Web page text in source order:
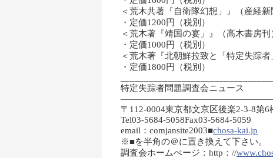
＜荒木共著『自衛隊幻想」』（産経新
・定価1200円（税別）
＜荒木著『靖国の宴」』（高木書房刊
・定価1000円（税別）
＜荒木著『北朝鮮拉致と「特定失踪
・定価1800円（税別）
特定失踪者問題調査会ニュース
〒112-0004東京都文京区後楽2-3-8第6
Tel03-5684-5058Fax03-5684-5059
email：comjansite2003■chosa-kai.jp
※■を半角の＠に置き換えて下さい。
調査会ホームぺージ：http：//